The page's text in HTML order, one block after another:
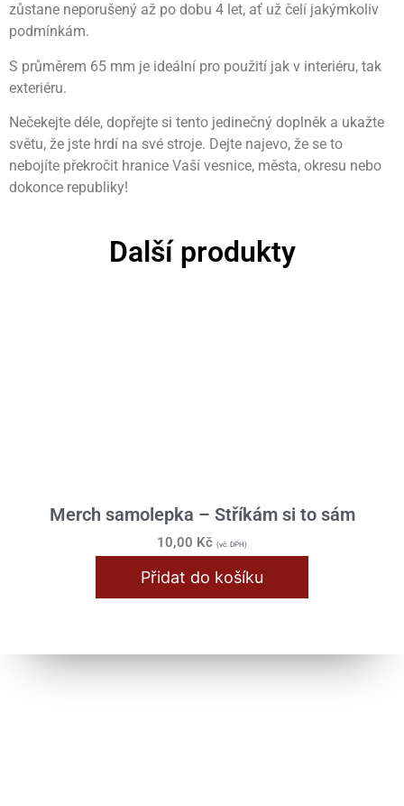
zůstane neporušený až po dobu 4 let, ať už čelí jakýmkoliv
podmínkám.
S průměrem 65 mm je ideální pro použití jak v interiéru, tak
exteriéru.
Nečekejte déle, dopřejte si tento jedinečný doplněk a ukažte
světu, že jste hrdí na své stroje. Dejte najevo, že se to
nebojíte překročit hranice Vaší vesnice, města, okresu nebo
dokonce republiky!
Další produkty
Merch samolepka – Stříkám si to sám
10,00 Kč (vč. DPH)
Přidat do košíku